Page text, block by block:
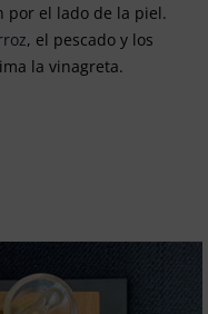
por el lado de la piel.
, el pescado y los
la vinagreta.